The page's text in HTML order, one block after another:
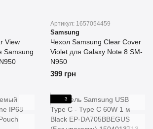
View
Samsung
Артикул: 1657054459
Samsung
Чехол Samsung Clear Cover
Violet для Galaxy Note 8 SM-
N950
399 грн
3